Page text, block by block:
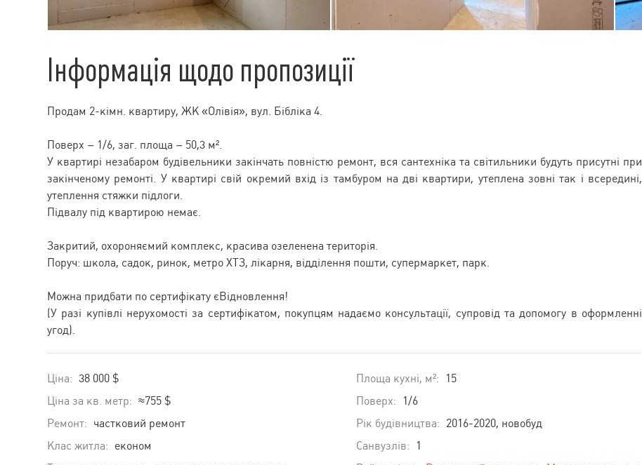
Інформація щодо пропозиції
Продам 2-кімн. квартиру, ЖК «Олівія», вул. Бібліка 4.
Поверх – 1/6, заг. площа – 50,3 м².
У квартирі незабаром будівельники закінчать повністю ремонт, вся сантехніка та світильники будуть присутні при
закінченому ремонті. У квартирі свій окремий вхід із тамбуром на дві квартири, утеплена зовні так і всередині,
утеплення стяжки підлоги.
Підвалу під квартирою немає.
Закритий, охороняємий комплекс, красива озеленена територія.
Поруч: школа, садок, ринок, метро ХТЗ, лікарня, відділення пошти, супермаркет, парк.
Можна придбати по сертифікату єВідновлення!
(У разі купівлі нерухомості за сертифікатом, покупцям надаємо консультації, супровід та допомогу в оформленні
угод).
Ціна: 38 000 $
Ціна за кв. метр: ≈755 $
Ремонт: частковий ремонт
Клас житла: економ
Площа кухні, м²:
15
Поверх:
1/6
Рік будівництва: 2016-2020, новобуд
Санвузлів:
1